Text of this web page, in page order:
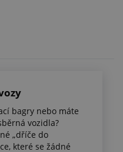
bagry nebo máte
vozidla?
„dříče do
které se žádné